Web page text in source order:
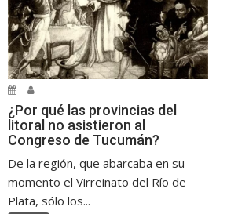
¿Por qué las provincias del
litoral no asistieron al
Congreso de Tucumán?
De la región, que abarcaba en su
momento el Virreinato del Río de
Plata, sólo los...